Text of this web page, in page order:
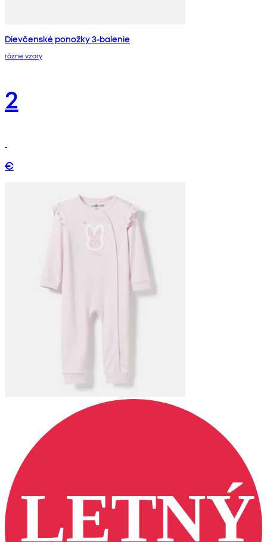
Dievčenské ponožky 3-balenie
rôzne vzory
2
€